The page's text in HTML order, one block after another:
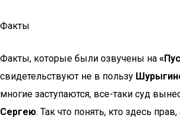
Факты
Факты, которые были озвучены на
свидетельствуют не в пользу
многие заступаются, все-таки суд
Сергею. Так что понять, кто здесь